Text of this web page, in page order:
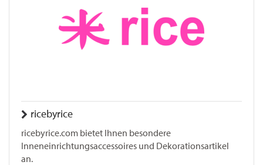
ricebyrice
ricebyrice.com bietet Ihnen besondere
Inneneinrichtungsaccessoires und Dekorationsartikel
an.